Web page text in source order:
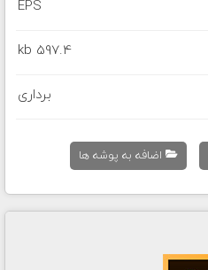
EPS
597.4 kb
برداری
اضافه به پوشه ها